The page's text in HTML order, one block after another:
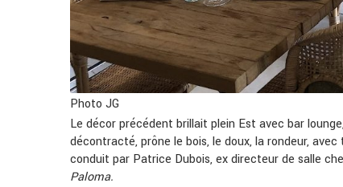
Photo JG
Le décor précédent brillait plein Est avec bar
décontracté, prône le bois, le doux, la rondeur,
conduit par Patrice Dubois, ex directeur de salle
Paloma.